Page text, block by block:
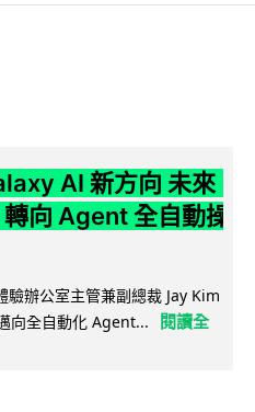
AI 新方向 未來
向 Agent 全自動操
辦公室主管兼副總裁 Jay Kim
向全自動化 Agent...
閱讀全